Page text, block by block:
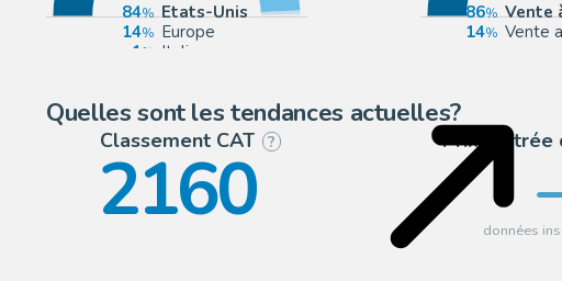
84
Etats-Unis
14
Europe
1
Italie
86
Vente
14
Vente
Quelles sont les tendances actuelles?
Classement CAT ?
2160 Prix (entrée